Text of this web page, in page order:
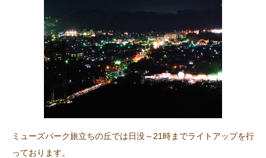
ミューズパーク旅立ちの丘では日没～21時までライトアップを行
っております。